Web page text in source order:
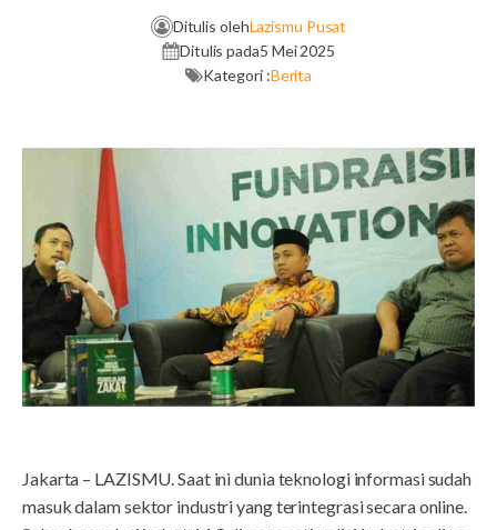
Ditulis olehLazismu Pusat
Ditulis pada5 Mei 2025
Kategori :Berita
Jakarta – LAZISMU. Saat ini dunia teknologi informasi sudah
masuk dalam sektor industri yang terintegrasi secara online.